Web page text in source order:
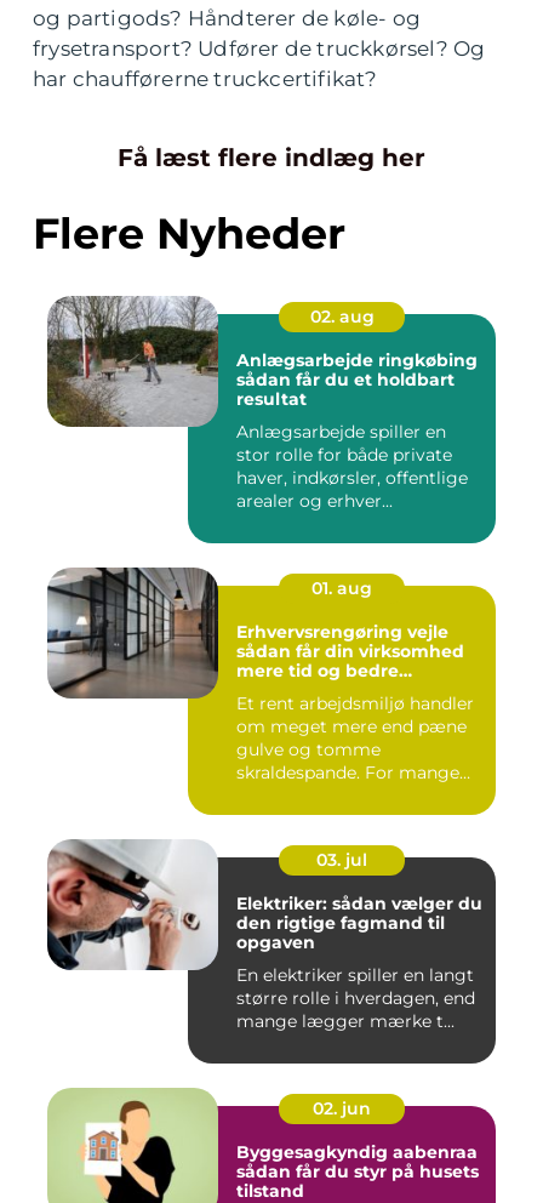
og partigods? Håndterer de køle- og
frysetransport? Udfører de truckkørsel? Og
har chaufførerne truckcertifikat?
Få læst flere indlæg her
Flere Nyheder
02. aug
Anlægsarbejde ringkøbing
sådan får du et holdbart
resultat
Anlægsarbejde spiller en
stor rolle for både private
haver, indkørsler, offentlige
arealer og erhver...
01. aug
Erhvervsrengøring vejle
sådan får din virksomhed
mere tid og bedre
Et rent arbejdsmiljø handler
om meget mere end pæne
gulve og tomme
skraldespande. For mange
03. jul
Elektriker: sådan vælger du
den rigtige fagmand til
opgaven
En elektriker spiller en langt
større rolle i hverdagen, end
mange lægger mærke t...
02. jun
Byggesagkyndig aabenraa
sådan får du styr på husets
tilstand